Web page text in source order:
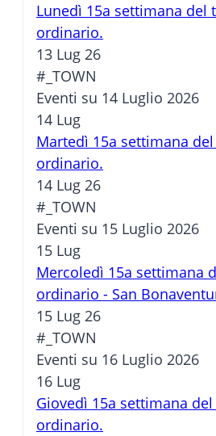
Lunedì 15a settimana del
ordinario.
13 Lug 26
#_TOWN
Eventi su 14 Luglio 2026
14 Lug
Martedì 15a settimana
ordinario.
14 Lug 26
#_TOWN
Eventi su 15 Luglio 2026
15 Lug
Mercoledì 15a settimana
ordinario - San
15 Lug 26
#_TOWN
Eventi su 16 Luglio 2026
16 Lug
Giovedì 15a settimana
ordinario.